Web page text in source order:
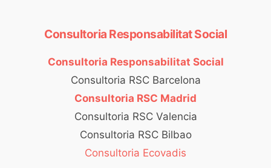
Consultoria Responsabilitat Social
Consultoria Responsabilitat Social
Consultoria RSC Barcelona
Consultoria RSC Madrid
Consultoria RSC Valencia
Consultoria RSC Bilbao
Consultoria Ecovadis